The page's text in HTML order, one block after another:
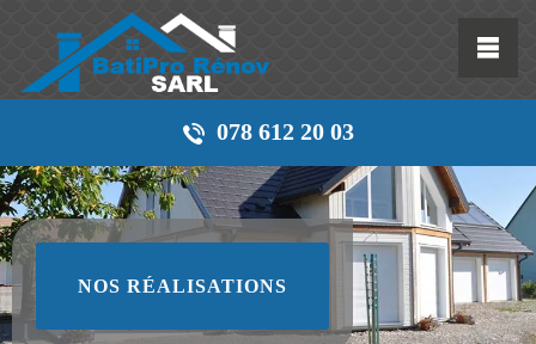
078 612 20 03
NOS RÉALISATIONS